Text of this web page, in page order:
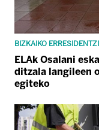
BIZKAIKO
ELAk Osalani
ditzala langileen
egiteko